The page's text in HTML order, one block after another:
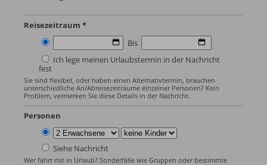
Tel.+49 8368 9000
Reisezeitraum *
Bis
Ich lege meinen Urlaubstermin in der Nachricht
fest
Sie sind flexibel, oder haben einen Alternativtermin, brauchen
unterschiedliche An/Abreisezeiträume einzelner Personen? Kein
Problem, vermerken Sie diese Details in der Nachricht.
Personen
Siehe Nachricht
Wer fährt mit in Urlaub? Sonderfälle wie Gruppen oder bestimmte